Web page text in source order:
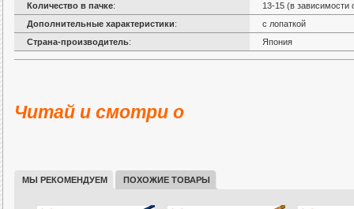
Количество в пачке:
13-15 (в зависимости
Дополнительные характеристики:
с лопаткой
Страна-производитель: Япония
Читай и смотри о
МЫ РЕКОМЕНДУЕМ ПОХОЖИЕ ТОВАРЫ